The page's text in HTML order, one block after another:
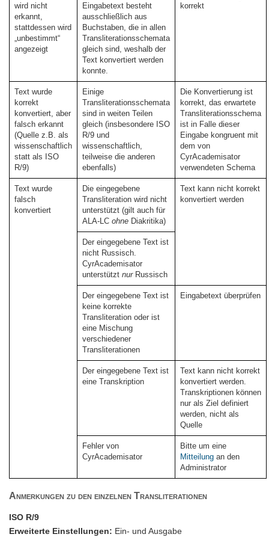
wird nicht
erkannt,
stattdessen wird
„unbestimmt“
angezeigt
Eingabetext besteht
ausschließlich aus
Buchstaben, die in allen
Transliterationsschemata
gleich sind, weshalb der
Text konvertiert werden
konnte.
korrekt
Text wurde
korrekt
konvertiert, aber
falsch erkannt
(Quelle z.B. als
wissenschaftlich
statt als ISO
R/9)
Einige
Transliterationsschemata
sind in weiten Teilen
gleich (insbesondere ISO
R/9 und
wissenschaftlich,
teilweise die anderen
ebenfalls)
Die Konvertierung ist
korrekt, das erwartete
Transliterationsschema
ist in Falle dieser
Eingabe kongruent mit
dem von
CyrAcademisator
verwendeten Schema
Text wurde
falsch
konvertiert
Die eingegebene
Transliteration wird nicht
unterstützt (gilt auch für
ALA-LC ohne Diakritika)
Text kann nicht korrekt
konvertiert werden
Der eingegebene Text ist
nicht Russisch.
CyrAcademisator
unterstützt nur Russisch
Der eingegebene Text ist
keine korrekte
Transliteration oder ist
eine Mischung
verschiedener
Transliterationen
Eingabetext überprüfen
Der eingegebene Text ist
eine Transkription
Text kann nicht korrekt
konvertiert werden.
Transkriptionen können
nur als Ziel definiert
werden, nicht als
Quelle
Fehler von
CyrAcademisator
Bitte um eine
Mitteilung an den
Administrator
Anmerkungen zu den einzelnen Transliterationen
ISO R/9
Erweiterte Einstellungen: Ein- und Ausgabe